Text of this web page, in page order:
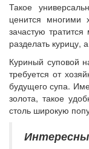
Такое
ценится многими
зачастую
разделать курицу,
Куриный суповой
требуется от
будущего супа.
золота, такое
столь широкую